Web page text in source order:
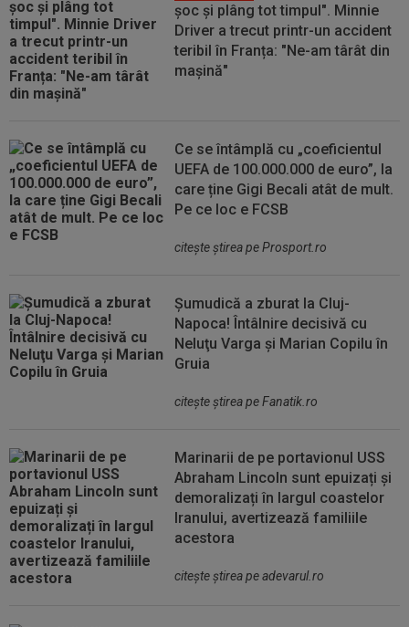
șoc și plâng tot timpul". Minnie
Driver a trecut printr-un accident
teribil în Franța: "Ne-am târât din
mașină"
Ce se întâmplă cu „coeficientul
UEFA de 100.000.000 de euro”, la
care ține Gigi Becali atât de mult.
Pe ce loc e FCSB
citeşte ştirea pe Prosport.ro
Șumudică a zburat la Cluj-
Napoca! Întâlnire decisivă cu
Neluţu Varga şi Marian Copilu în
Gruia
citeşte ştirea pe Fanatik.ro
Marinarii de pe portavionul USS
Abraham Lincoln sunt epuizați și
demoralizați în largul coastelor
Iranului, avertizează familiile
acestora
citeşte ştirea pe adevarul.ro